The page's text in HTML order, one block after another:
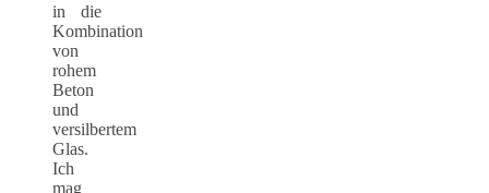
in die
Kombination
von
rohem
Beton
und
versilbertem
Glas.
Ich
mag